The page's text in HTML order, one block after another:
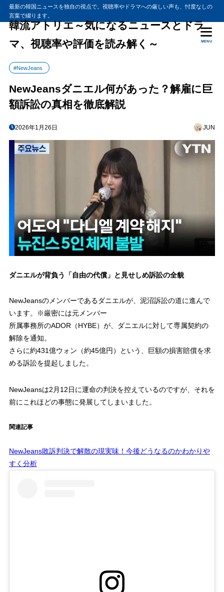
最新の韓国ニュースを独自の視点で。視聴率やドラマへの厳しい声も、忖度なしの
言葉で綴ります。
韓流アトリエ～気になるニュースとドラ
マ、視聴率や評価を読み解く～
MENU
#NewJeans
NewJeansダニエル何があった？解雇に巨
額訴訟の真相を徹底解説
2026年1月26日 JUN
ダニエルが背負う「自由の代償」と見せしめ訴訟の全貌
NewJeansのメンバーであるダニエルが、泥沼訴訟の道に進んで
います。※厳密には元メンバー
所属事務所のADOR（HYBE）が、ダニエルに対して専属契約の
解除を通知。
さらに約431億ウォン（約45億円）という、巨額の損害賠償を求
める訴訟を提起しました。
NewJeansは2月12日に運命の判決を控えているのですが、それを
前にこれほどの事態に発展してしまいました。
関連記事
NewJeans敗訴判決で解散の現実味！今後どうなるのかわかりや
すく分析